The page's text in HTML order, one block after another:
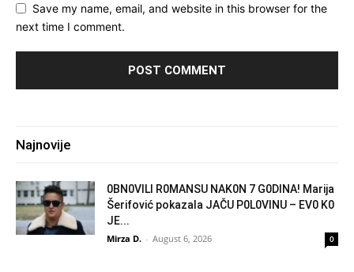
Save my name, email, and website in this browser for the
next time I comment.
Najnovije
0BN0VlLl R0MANSU NAK0N 7 G0DlNA! Marija
Šerifović pokazala JAČU P0L0VINU – EV0 K0
JE...
Mirza D. - August 6, 2026 0